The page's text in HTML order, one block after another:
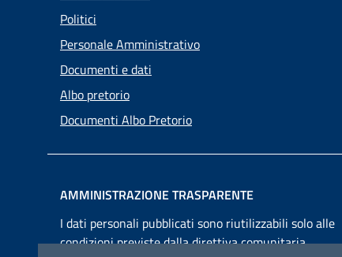
Politici
Personale Amministrativo
Documenti e dati
Albo pretorio
Documenti Albo Pretorio
AMMINISTRAZIONE TRASPARENTE
I dati personali pubblicati sono riutilizzabili solo alle
condizioni previste dalla direttiva comunitaria